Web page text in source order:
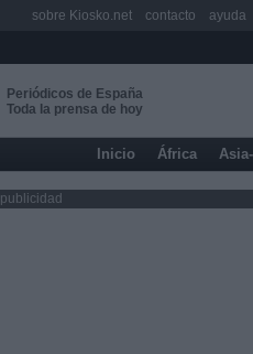
Periódicos de España
Toda la prensa de hoy
Inicio África
publicidad
sobre Kiosko.net contacto ayuda